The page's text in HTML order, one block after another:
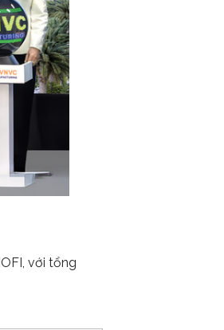
với tổng